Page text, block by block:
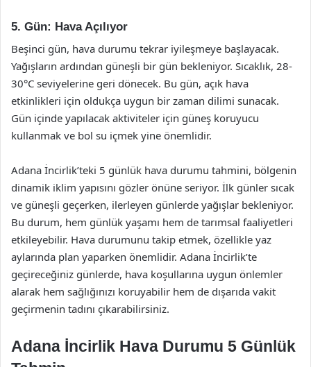
5. Gün: Hava Açılıyor
Beşinci gün, hava durumu tekrar iyileşmeye başlayacak.
Yağışların ardından güneşli bir gün bekleniyor. Sıcaklık, 28-
30°C seviyelerine geri dönecek. Bu gün, açık hava
etkinlikleri için oldukça uygun bir zaman dilimi sunacak.
Gün içinde yapılacak aktiviteler için güneş koruyucu
kullanmak ve bol su içmek yine önemlidir.
Adana İncirlik’teki 5 günlük hava durumu tahmini, bölgenin
dinamik iklim yapısını gözler önüne seriyor. İlk günler sıcak
ve güneşli geçerken, ilerleyen günlerde yağışlar bekleniyor.
Bu durum, hem günlük yaşamı hem de tarımsal faaliyetleri
etkileyebilir. Hava durumunu takip etmek, özellikle yaz
aylarında plan yaparken önemlidir. Adana İncirlik’te
geçireceğiniz günlerde, hava koşullarına uygun önlemler
alarak hem sağlığınızı koruyabilir hem de dışarıda vakit
geçirmenin tadını çıkarabilirsiniz.
Adana İncirlik Hava Durumu 5 Günlük